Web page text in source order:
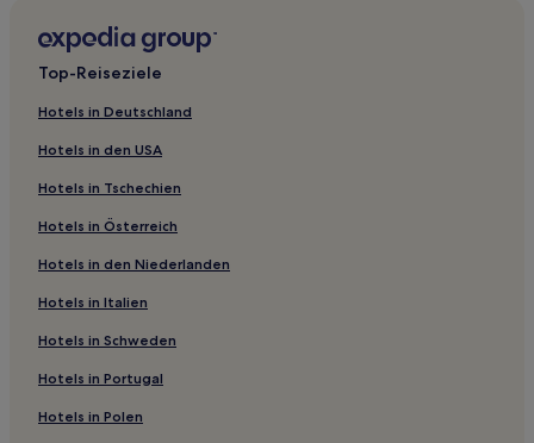
zusätzliche
Bedingungen
gelten.
Top-Reiseziele
Hotels in Deutschland
Hotels in den USA
Hotels in Tschechien
Hotels in Österreich
Hotels in den Niederlanden
Hotels in Italien
Hotels in Schweden
Hotels in Portugal
Hotels in Polen